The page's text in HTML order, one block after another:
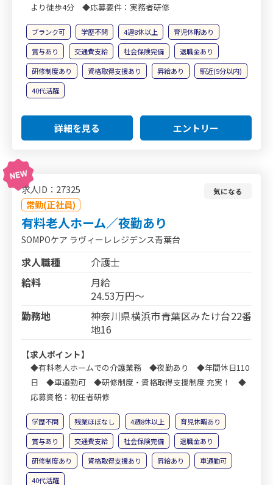
より徒歩4分 ◆応募要件：実務者研修
ブランク可 学歴不問 4週8休以上
育児休暇あり
賞与あり
交通費支給 社会保険完備
退職金あり
研修制度あり
資格取得支援あり 昇給あり
駅近(5分以内)
40代活躍
詳細を見る エントリー
求人ID：27325
常勤(正社員)
気になる
有料老人ホーム／夜勤あり
SOMPOケア ラヴィーレレジデンス青葉台
求人職種
介護士
給料
月給
24.53万円～
勤務地
神奈川県横浜市青葉区みたけ台22番
地16
【求人ポイント】
◆有料老人ホームでの介護業務 ◆夜勤あり ◆年間休日110
日 ◆車通勤可 ◆研修制度・資格取得支援制度 充実！ ◆
応募資格：初任者研修
学歴不問 残業ほぼなし 4週8休以上
育児休暇あり
賞与あり
交通費支給 社会保険完備
退職金あり
研修制度あり
資格取得支援あり 昇給あり
車通勤可
40代活躍